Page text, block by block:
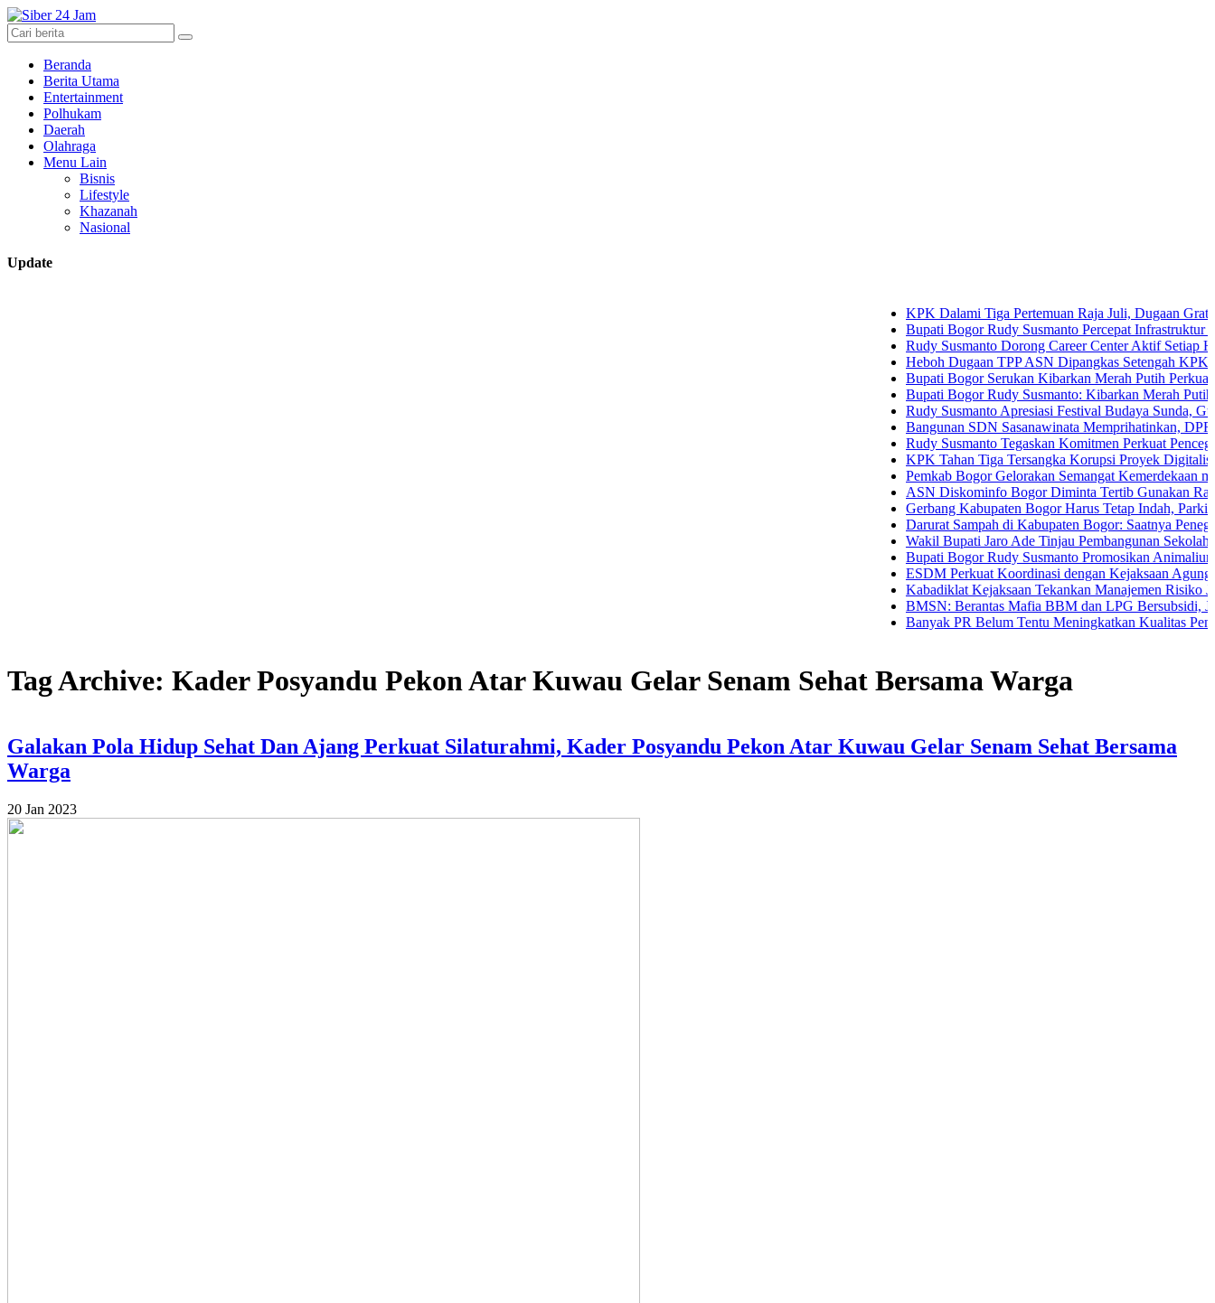
Beranda
Berita Utama
Entertainment
Polhukam
Daerah
Olahraga
Menu Lain
Bisnis
Lifestyle
Khazanah
Nasional
Update
KPK Dalami Tiga Pertemuan Raja Juli, Dugaan Gratifikasi
Bupati Bogor Rudy Susmanto Percepat Infrastruktur untuk
Rudy Susmanto Dorong Career Center Aktif Setiap Hari
Heboh Dugaan TPP ASN Dipangkas Setengah KPK Bidik
Bupati Bogor Serukan Kibarkan Merah Putih Perkuat
Bupati Bogor Rudy Susmanto: Kibarkan Merah Putih Wujud
Rudy Susmanto Apresiasi Festival Budaya Sunda, Guru
Bangunan SDN Sasanawinata Memprihatinkan, DPRD
Rudy Susmanto Tegaskan Komitmen Perkuat Pencegahan
KPK Tahan Tiga Tersangka Korupsi Proyek Digitalisasi
Pemkab Bogor Gelorakan Semangat Kemerdekaan melalui
ASN Diskominfo Bogor Diminta Tertib Gunakan Randis
Gerbang Kabupaten Bogor Harus Tetap Indah, Parkir Liar
Darurat Sampah di Kabupaten Bogor: Saatnya Penegakan
Wakil Bupati Jaro Ade Tinjau Pembangunan Sekolah Rakyat
Bupati Bogor Rudy Susmanto Promosikan Animalium
ESDM Perkuat Koordinasi dengan Kejaksaan Agung, Fokus
Kabadiklat Kejaksaan Tekankan Manajemen Risiko Jadi
BMSN: Berantas Mafia BBM dan LPG Bersubsidi, Jangan
Banyak PR Belum Tentu Meningkatkan Kualitas Pendidikan
Tag Archive: Kader Posyandu Pekon Atar Kuwau Gelar Senam Sehat Bersama Warga
Galakan Pola Hidup Sehat Dan Ajang Perkuat Silaturahmi, Kader Posyandu Pekon Atar Kuwau Gelar Senam Sehat Bersama
Warga
20 Jan 2023